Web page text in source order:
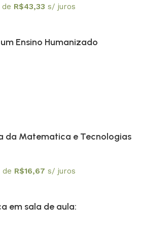
de R$43,33 s/ juros
Ensino Humanizado
da Matematica e Tecnologias
de R$16,67 s/ juros
em sala de aula: